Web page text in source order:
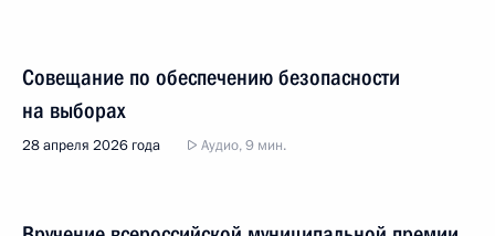
Совещание по обеспечению безопасности
на выборах
28 апреля 2026 года Аудио, 9 мин.